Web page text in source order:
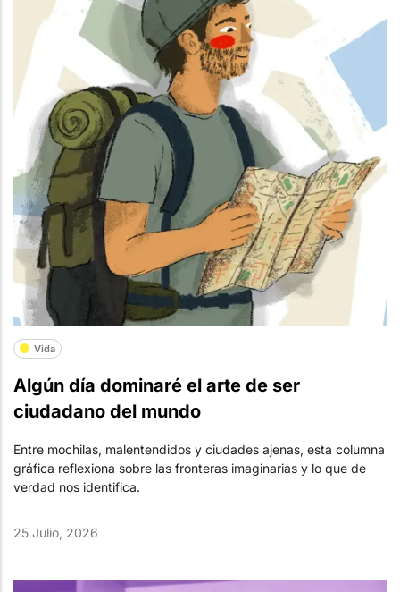
Vida
Algún día dominaré el arte de ser
ciudadano del mundo
Entre mochilas, malentendidos y ciudades ajenas, esta columna
gráfica reflexiona sobre las fronteras imaginarias y lo que de
verdad nos identifica.
25 Julio, 2026